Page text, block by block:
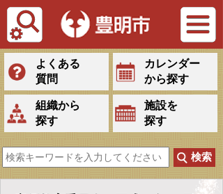
Tiếng Việt
よくある
質問
カレンダー
から探す
組織から
探す
施設を
探す